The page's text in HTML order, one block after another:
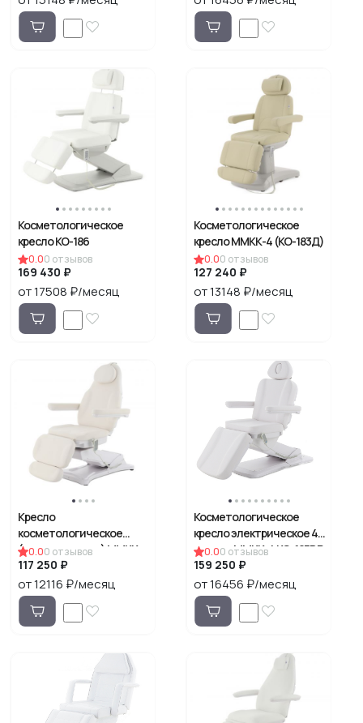
Косметологическое
кресло КО-186
0.00 отзывов
169 430 ₽
от 17508 ₽/месяц
Косметологическое
кресло ММКК-4 (KO-183Д)
0.00 отзывов
127 240 ₽
от 13148 ₽/месяц
Кресло
косметологическое
(электрическое) MMKK-
3-KO-177DP-00
0.00 отзывов
117 250 ₽
от 12116 ₽/месяц
Косметологическое
кресло электрическое 4
мотора ММКК-4 КО-185DP
0.00 отзывов
159 250 ₽
от 16456 ₽/месяц